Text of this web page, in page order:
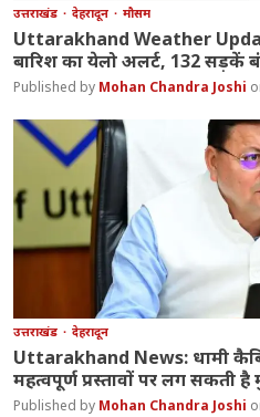
उत्तराखंड देहरादून मौसम
Uttarakhand Weather
बारिश का येलो अलर्ट, 132 सड़कें
Mohan Chandra Joshi
उत्तराखंड देहरादून
Uttarakhand News: धामी
महत्वपूर्ण प्रस्तावों पर लग सकती है
Mohan Chandra Joshi